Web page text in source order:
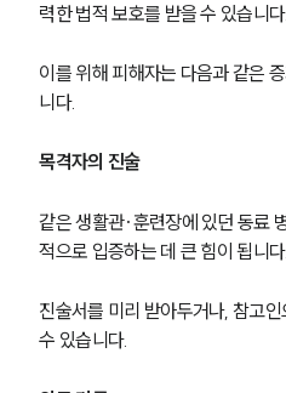
력한 법적 보호를 받을 수 있습니다.
이를 위해 피해자는 다음과 같은
니다.
목격자의 진술
같은 생활관·훈련장에 있던 동료
적으로 입증하는 데 큰 힘이 됩니다.
진술서를 미리 받아두거나, 참고
수 있습니다.